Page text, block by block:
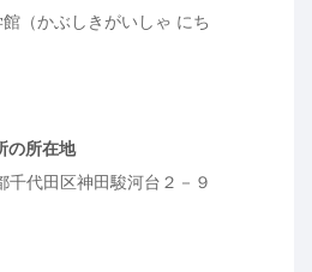
（かぶしきがいしゃ にち
の所在地
千代田区神田駿河台２－９